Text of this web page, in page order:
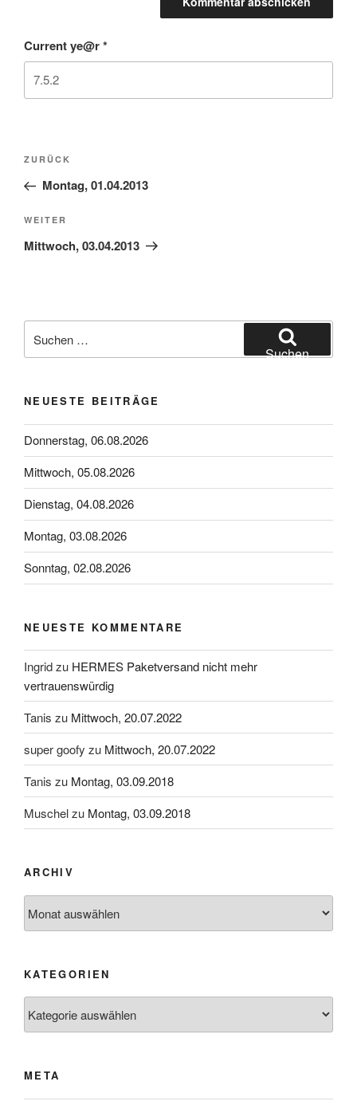
Current ye@r*
Beitragsnavigation
Vorheriger
Beitrag
ZURÜCK
Montag, 01.04.2013
Nächster
Beitrag
WEITER
Mittwoch, 03.04.2013
nach:
Suchen
NEUESTE BEITRÄGE
Donnerstag, 06.08.2026
Mittwoch, 05.08.2026
Dienstag, 04.08.2026
Montag, 03.08.2026
Sonntag, 02.08.2026
NEUESTE KOMMENTARE
Ingridzu HERMES Paketversand nicht mehr
vertrauenswürdig
Tanis zu Mittwoch, 20.07.2022
super goofy zu Mittwoch, 20.07.2022
Tanis zu Montag, 03.09.2018
Muschelzu Montag, 03.09.2018
ARCHIV
KATEGORIEN
META